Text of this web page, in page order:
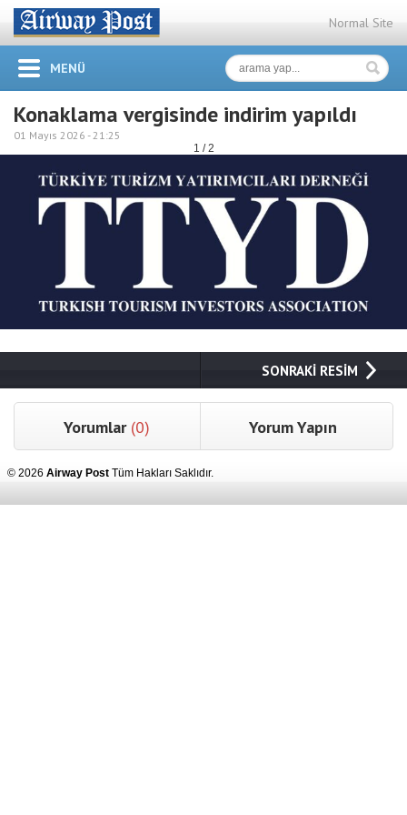
Normal Site
MENÜ
Konaklama vergisinde indirim yapıldı
01 Mayıs 2026 -21:25
1 / 2
SONRAKİ RESİM
Yorumlar (0) Yorum Yapın
© 2026 Airway Post Tüm Hakları Saklıdır.